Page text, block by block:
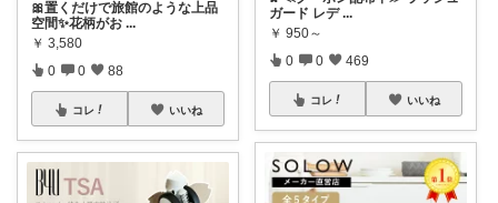
🎀置くだけで旅館のような上品
空間✨花柄がお ...
￥ 3,580
0 0 88
コレ いいね
ガード レデ ...
￥ 950～
0 0 469
コレ いいね